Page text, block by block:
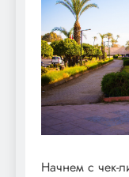
Начнем с чек-